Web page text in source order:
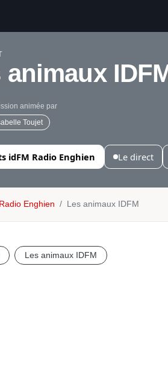
animaux
animée par
Toujet
idFM Radio Enghien Le direct
Enghien Les animaux IDFM
Les animaux IDFM